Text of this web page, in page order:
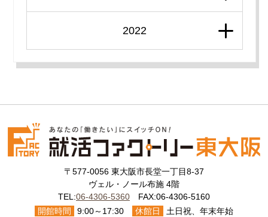
2022
〒577-0056 東大阪市長堂一丁目8-37
ヴェル・ノール布施 4階
TEL:06-4306-5360FAX:06-4306-5160
開館時間
9:00～17:30 休館日 土日祝、年末年始